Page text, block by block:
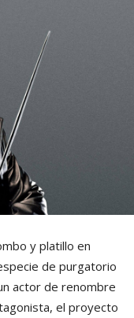
y platillo en
de purgatorio
actor de renombre
el proyecto